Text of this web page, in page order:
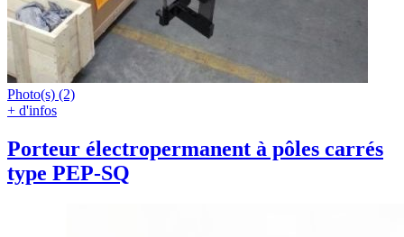
Photo(s) (2)
+ d'infos
Porteur électropermanent à pôles carrés
type PEP-SQ